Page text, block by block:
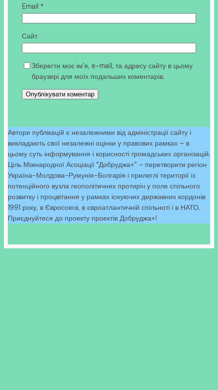
Email *
Сайт
Зберегти моє ім’я, e-mail, та адресу сайту в цьому
браузері для моїх подальших коментарів.
Автори публікацій є незалежними від адміністрації сайту і
викладають свої незалежні оцінки у правових рамках – в
цьому суть інформування і корисності громадських організацій.
Ціль Міжнародної Асоціації “Добруджа+” – перетворити регіон
Україна-Молдова-Румунія-Болгарія і прилеглі території із
потенційного вузла геополітичних протиріч у поле спільного
розвитку і процвітання у рамках існуючих державних кордонів
1991 року, в Євросоюзі, в євроатлантичній спільноті і в НАТО.
Приєднуйтеся до проекту проектів Добруджа+!